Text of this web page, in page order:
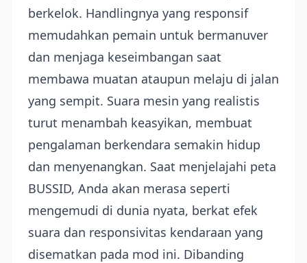
berkelok. Handlingnya yang responsif
memudahkan pemain untuk bermanuver
dan menjaga keseimbangan saat
membawa muatan ataupun melaju di jalan
yang sempit. Suara mesin yang realistis
turut menambah keasyikan, membuat
pengalaman berkendara semakin hidup
dan menyenangkan. Saat menjelajahi peta
BUSSID, Anda akan merasa seperti
mengemudi di dunia nyata, berkat efek
suara dan responsivitas kendaraan yang
disematkan pada mod ini. Dibanding